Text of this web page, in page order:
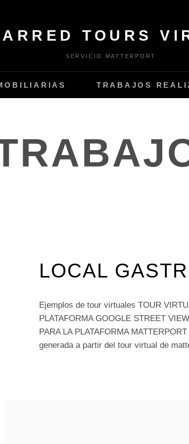
TOURS
SERVICIO MATTERPORT
TRABAJOS
LOCAL
Ejemplos de tour virtuales TOUR
PLATAFORMA GOOGLE STREET
PARA LA PLATAFORMA
generada a partir del tour virtual de